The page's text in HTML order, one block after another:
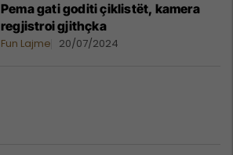
Pema gati goditi çiklistët, kamera
regjistroi gjithçka
Fun Lajme 20/07/2024